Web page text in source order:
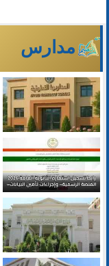
مدارس